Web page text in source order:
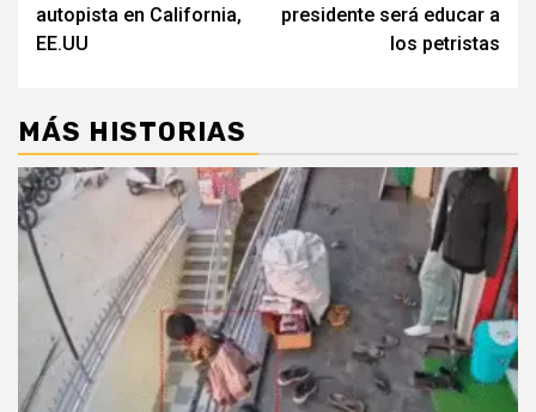
autopista en California,
EE.UU
presidente será educar a
los petristas
MÁS HISTORIAS